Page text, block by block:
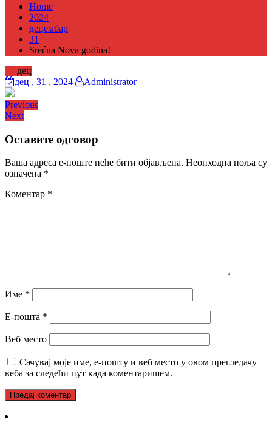
Home
2024
децембар
31
Srećna Nova godina!
дец
дец , 31 , 2024 Administrator
Кретање
чланка
PreviousPrevious
NextNext
Оставите одговор
Ваша адреса е-поште неће бити објављена. Неопходна поља су
означена *
Коментар *
Име *
Е-пошта *
Веб место
Сачувај моје име, е-пошту и веб место у овом прегледачу
веба за следећи пут када коментаришем.